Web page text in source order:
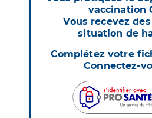
vaccination
Vous recevez
situation de
Complétez votre
Connectez-